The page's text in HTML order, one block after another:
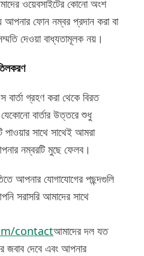
ওয়েবসাইটের কোনো অংশ
আপনার ফোন নম্বর প্রদান করা বা
দেওয়া বাধ্যতামূলক নয়।
গ্রহণ করা থেকে বিরত
বার্তার উত্তরে শুধু
পাওয়ার সাথে সাথেই আমরা
নম্বরটি মুছে ফেলব।
আপনার যোগাযোগের পছন্দগুলি
সরাসরি আমাদের সাথে
contactআমাদের দল যত
দেবে এবং আপনার